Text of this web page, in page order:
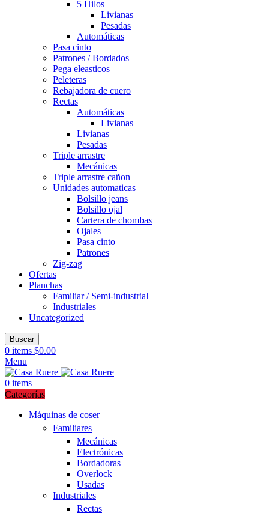
5 Hilos
Livianas
Pesadas
Automáticas
Pasa cinto
Patrones / Bordados
Pega eleasticos
Peleteras
Rebajadora de cuero
Rectas
Automáticas
Livianas
Livianas
Pesadas
Triple arrastre
Mecánicas
Triple arrastre cañon
Unidades automaticas
Bolsillo jeans
Bolsillo ojal
Cartera de chombas
Ojales
Pasa cinto
Patrones
Zig-zag
Ofertas
Planchas
Familiar / Semi-industrial
Industriales
Uncategorized
Buscar
0 items $0.00
Menu
0 items
Categorías
Máquinas de coser
Familiares
Mecánicas
Electrónicas
Bordadoras
Overlock
Usadas
Industriales
Rectas